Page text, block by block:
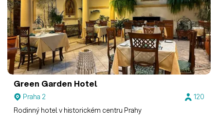
Green Garden Hotel
Praha 2
120
Rodinný hotel v historickém centru Prahy